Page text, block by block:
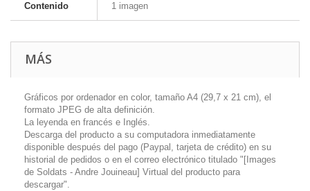
Contenido 1 imagen
MÁS
Gráficos por ordenador en color, tamaño A4 (29,7 x 21 cm), el
formato JPEG de alta definición.
La leyenda en francés e Inglés.
Descarga del producto a su computadora inmediatamente
disponible después del pago (Paypal, tarjeta de crédito) en su
historial de pedidos o en el correo electrónico titulado "[Images
de Soldats - Andre Jouineau] Virtual del producto para
descargar".